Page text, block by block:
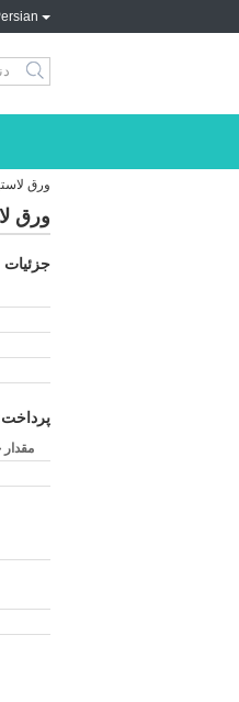
search
ورق
ورق